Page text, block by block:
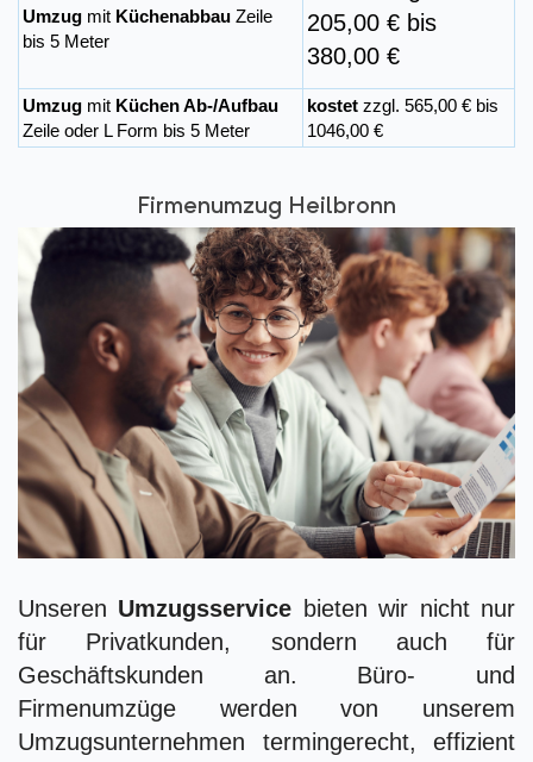
Umzug mit Küchenabbau Zeile
bis 5 Meter
205,00 € bis
380,00 €
Umzug mit Küchen Ab-/Aufbau
Zeile oder L Form bis 5 Meter
kostet zzgl. 565,00 € bis
1046,00 €
Firmenumzug Heilbronn
Unseren Umzugsservice bieten wir nicht nur
für Privatkunden, sondern auch für
Geschäftskunden an. Büro- und
Firmenumzüge werden von unserem
Umzugsunternehmen termingerecht, effizient